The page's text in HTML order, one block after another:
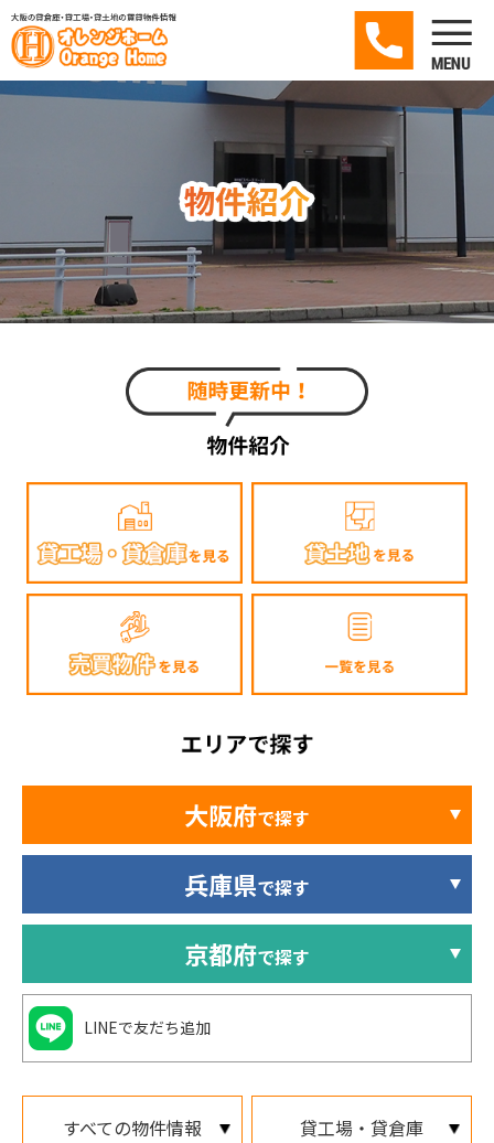
すべての物件情報 貸工場・貸倉庫
大阪府で探す
兵庫県で探す
京都府で探す
LINEで友だち追加